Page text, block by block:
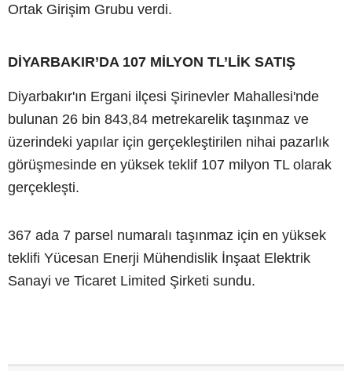
Ortak Girişim Grubu verdi.
DİYARBAKIR’DA 107 MİLYON TL’LİK SATIŞ
Diyarbakır'ın Ergani ilçesi Şirinevler Mahallesi'nde
bulunan 26 bin 843,84 metrekarelik taşınmaz ve
üzerindeki yapılar için gerçekleştirilen nihai pazarlık
görüşmesinde en yüksek teklif 107 milyon TL olarak
gerçekleşti.
367 ada 7 parsel numaralı taşınmaz için en yüksek
teklifi Yücesan Enerji Mühendislik İnşaat Elektrik
Sanayi ve Ticaret Limited Şirketi sundu.